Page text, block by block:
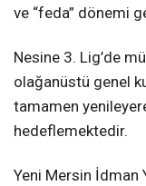
ve “feda” dönemi
Nesine 3. Lig’de
olağanüstü genel
tamamen
hedeflemektedir.
Yeni Mersin İdman